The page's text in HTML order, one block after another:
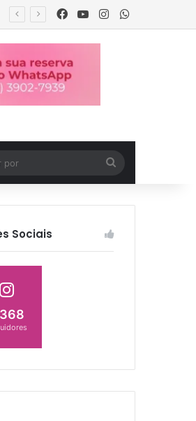
Facebook
YouTubeInstagram
por
Sociais